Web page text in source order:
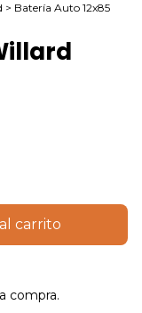
> Batería Auto 12x85
compra.